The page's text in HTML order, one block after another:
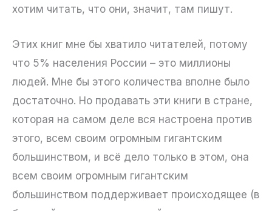
хотим читать, что они, значит, там пишут.
Этих книг мне бы хватило читателей, потому
что 5% населения России – это миллионы
людей. Мне бы этого количества вполне было
достаточно. Но продавать эти книги в стране,
которая на самом деле вся настроена против
этого, всем своим огромным гигантским
большинством, и всё дело только в этом, она
всем своим огромным гигантским
большинством поддерживает происходящее (в